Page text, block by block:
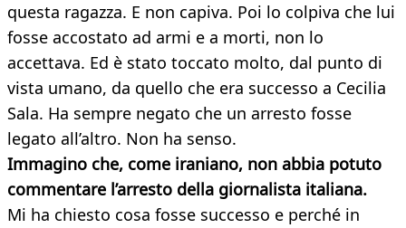
questa ragazza. E non capiva. Poi lo colpiva che lui
fosse accostato ad armi e a morti, non lo
accettava. Ed è stato toccato molto, dal punto di
vista umano, da quello che era successo a Cecilia
Sala. Ha sempre negato che un arresto fosse
legato all’altro. Non ha senso.
Immagino che, come iraniano, non abbia potuto
commentare l’arresto della giornalista italiana.
Mi ha chiesto cosa fosse successo e perché in